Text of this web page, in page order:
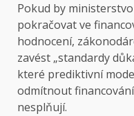
Pokud by
pokračovat ve
hodnocení,
zavést „standardy
které prediktivní
odmítnout
nesplňují.